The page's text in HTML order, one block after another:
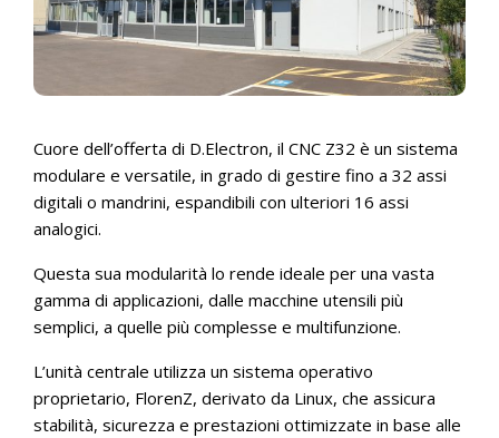
Cuore dell’offerta di D.Electron, il CNC Z32 è un sistema
modulare e versatile, in grado di gestire fino a 32 assi
digitali o mandrini, espandibili con ulteriori 16 assi
analogici.
Questa sua modularità lo rende ideale per una vasta
gamma di applicazioni, dalle macchine utensili più
semplici, a quelle più complesse e multifunzione.
L’unità centrale utilizza un sistema operativo
proprietario, FlorenZ, derivato da Linux, che assicura
stabilità, sicurezza e prestazioni ottimizzate in base alle